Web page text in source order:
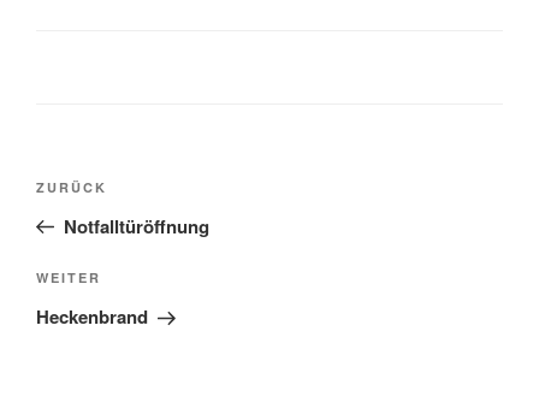
ZURÜCK
Notfalltüröffnung
WEITER
Heckenbrand